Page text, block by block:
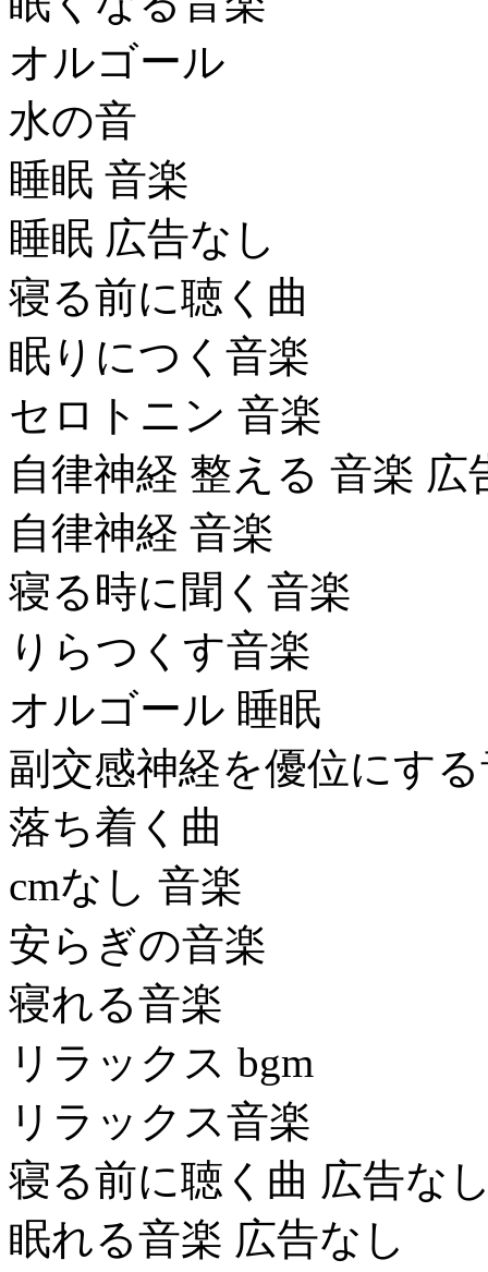
オルゴール
水の音
睡眠 音楽
睡眠 広告なし
寝る前に聴く曲
眠りにつく音楽
セロトニン 音楽
自律神経 整える 音楽 広
自律神経 音楽
寝る時に聞く音楽
りらつくす音楽
オルゴール 睡眠
副交感神経を優位にす
落ち着く曲
cmなし 音楽
安らぎの音楽
寝れる音楽
リラックス bgm
リラックス音楽
寝る前に聴く曲 広告な
眠れる音楽 広告なし